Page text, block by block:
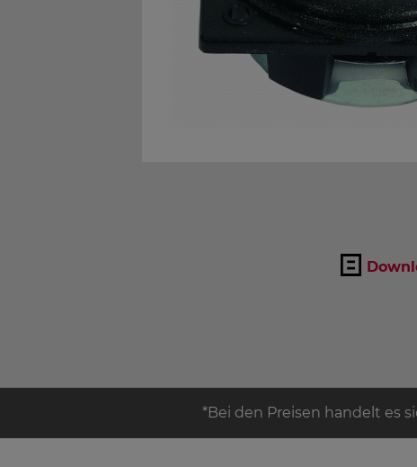
*Bei den Preisen handelt es